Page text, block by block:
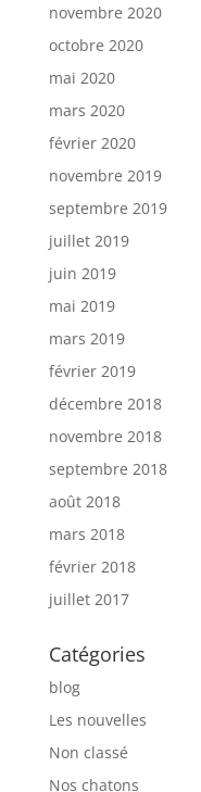
novembre 2020
octobre 2020
mai 2020
mars 2020
février 2020
novembre 2019
septembre 2019
juillet 2019
juin 2019
mai 2019
mars 2019
février 2019
décembre 2018
novembre 2018
septembre 2018
août 2018
mars 2018
février 2018
juillet 2017
Catégories
blog
Les nouvelles
Non classé
Nos chatons